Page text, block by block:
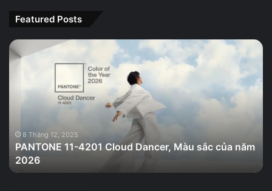
Featured Posts
PANTONE
11-
Màu
của
năm
2026
8 Tháng 12, 2025
PANTONE 11-4201 Cloud Dancer, Màu sắc của năm
2026